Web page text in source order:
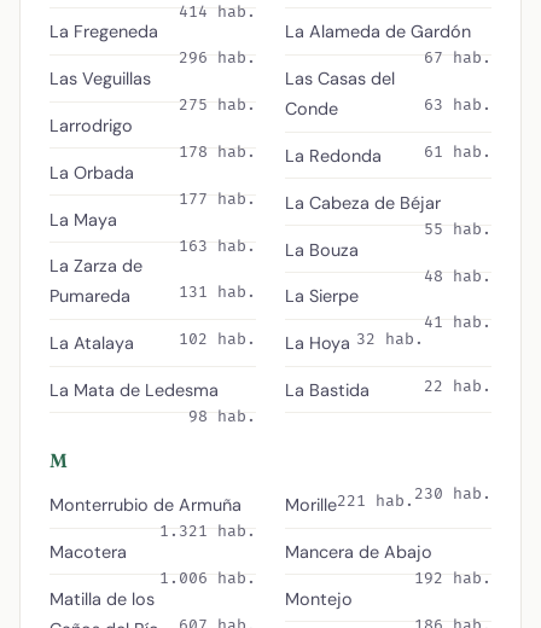
414 hab.
La Fregeneda
296 hab.
Las Veguillas
275 hab.
Larrodrigo
178 hab.
La Orbada
177 hab.
La Maya
163 hab.
La Zarza de
Pumareda
131 hab.
La Atalaya 102 hab.
La Mata de Ledesma
98 hab.
La Alameda de Gardón
67 hab.
Las Casas del
Conde
63 hab.
La Redonda 61 hab.
La Cabeza de Béjar
55 hab.
La Bouza
48 hab.
La Sierpe
41 hab.
La Hoya 32 hab.
La Bastida 22 hab.
M
Monterrubio de Armuña
1.321 hab.
Macotera
1.006 hab.
Matilla de los
230 hab.
Morille221 hab.
Mancera de Abajo
192 hab.
Montejo